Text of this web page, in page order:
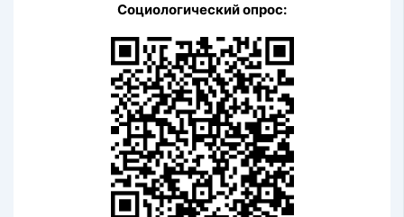
Социологический опрос: